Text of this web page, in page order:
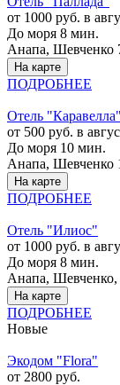
от 1000 руб. в
До моря 8 мин.
Анапа, Шевченко
На карте
ПОДРОБНЕЕ
Отель "Каравелла"
от 500 руб. в
До моря 10 мин.
Анапа, Шевченко
На карте
ПОДРОБНЕЕ
Отель "Илиос"
от 1000 руб. в
До моря 8 мин.
Анапа, Шевченко,
На карте
ПОДРОБНЕЕ
Новые
Экодом "Flora"
от 2800 руб.